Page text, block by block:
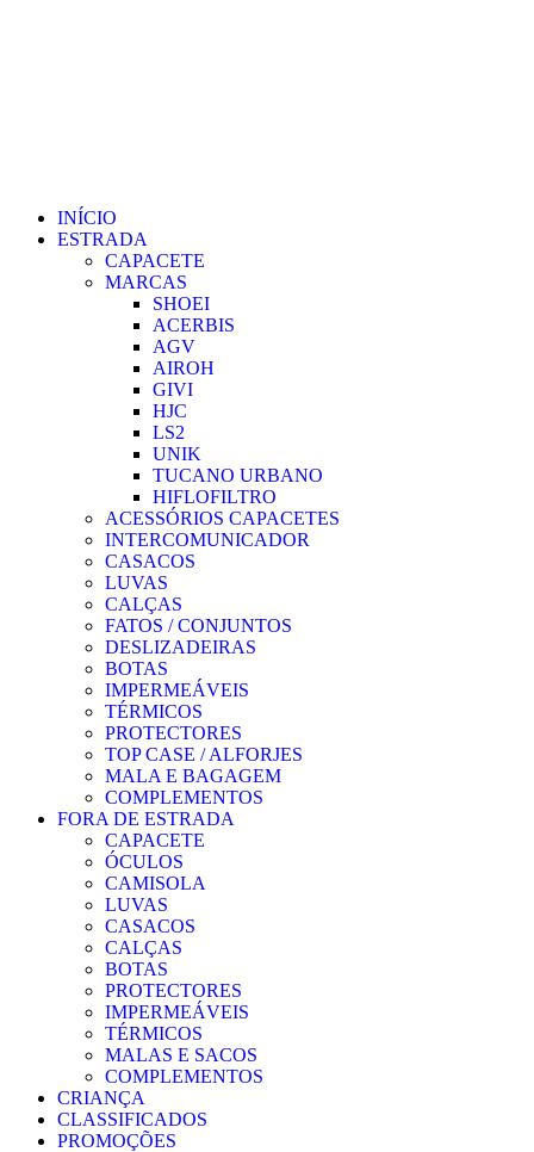
INÍCIO
ESTRADA
CAPACETE
MARCAS
SHOEI
ACERBIS
AGV
AIROH
GIVI
HJC
LS2
UNIK
TUCANO URBANO
HIFLOFILTRO
ACESSÓRIOS CAPACETES
INTERCOMUNICADOR
CASACOS
LUVAS
CALÇAS
FATOS / CONJUNTOS
DESLIZADEIRAS
BOTAS
IMPERMEÁVEIS
TÉRMICOS
PROTECTORES
TOP CASE / ALFORJES
MALA E BAGAGEM
COMPLEMENTOS
FORA DE ESTRADA
CAPACETE
ÓCULOS
CAMISOLA
LUVAS
CASACOS
CALÇAS
BOTAS
PROTECTORES
IMPERMEÁVEIS
TÉRMICOS
MALAS E SACOS
COMPLEMENTOS
CRIANÇA
CLASSIFICADOS
PROMOÇÕES